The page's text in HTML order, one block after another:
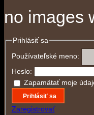
no images
Prihlásiť sa
Používateľské meno:
Heslo:
Zapamätať moje
Prihlásiť sa
Zaregistrovať